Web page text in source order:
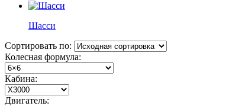
Шасси
Сортировать по:
Колесная формула:
Кабина:
Двигатель: